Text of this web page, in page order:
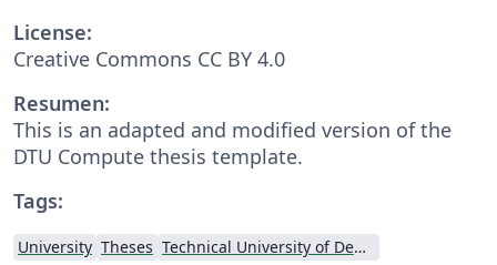
License:
Creative Commons CC BY 4.0
Resumen:
This is an adapted and modified version of the
DTU Compute thesis template.
Tags:
University Theses Technical University of Denmark